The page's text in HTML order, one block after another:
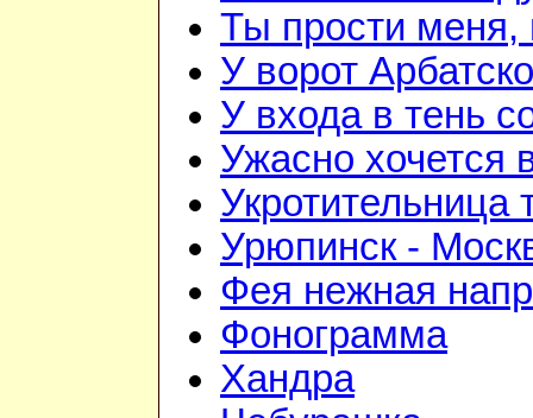
Ты прости
У ворот
У входа в тень
Ужасно хочется
Укротительница
Урюпинск -
Фея нежная
Фонограмма
Хандра